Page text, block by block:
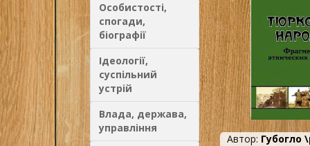
Особистості,
спогади,
біографії
Ідеології,
суспільний
устрій
Влада, держава,
управління
Автор: Губогло